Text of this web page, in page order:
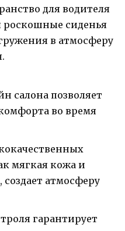
для водителя
роскошные сиденья
в атмосферу
салона позволяет
во время
мягкая кожа и
атмосферу
гарантирует